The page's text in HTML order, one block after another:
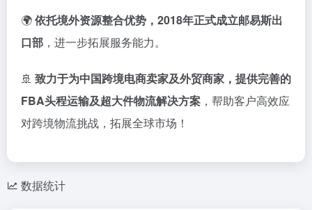
🌍依托境外资源整合优势， 2018年正式成立邮易斯出
口部 ， 进一步拓展服务能力。
🚢 致力于为中国跨境电商卖家及外贸商家， 提供完善的
FBA头程运输及超大件物流解决方案 ， 帮助客户高效应
对跨境物流挑战， 拓展全球市场！
数据统计